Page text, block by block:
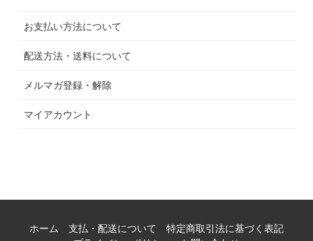
お支払い方法について
配送方法・送料について
メルマガ登録・解除
マイアカウント
ホーム 支払・配送について
特定商取引法に基づく表記